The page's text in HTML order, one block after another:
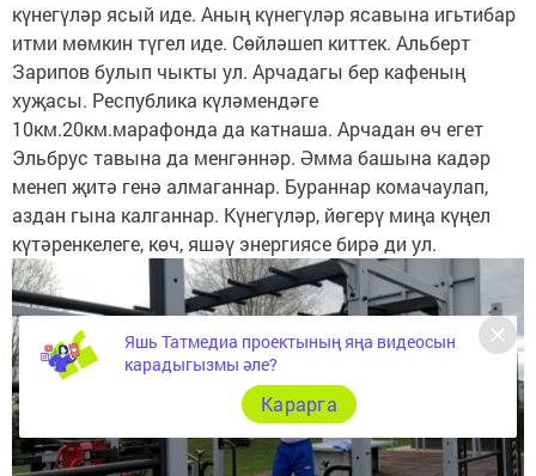
күнегүләр ясый иде. Аның күнегүләр ясавына игьтибар
итми мөмкин түгел иде. Сөйләшеп киттек. Альберт
Зарипов булып чыкты ул. Арчадагы бер кафеның
хуҗасы. Республика күләмендәге
10км.20км.марафонда да катнаша. Арчадан өч егет
Эльбрус тавына да менгәннәр. Әмма башына кадәр
менеп җитә генә алмаганнар. Бураннар комачаулап,
аздан гына калганнар. Күнегүләр, йөгерү миңа күңел
күтәренкелеге, көч, яшәү энергиясе бирә ди ул.
Яшь Татмедиа проектының яңа видеосын
карадыгызмы әле?
Карарга